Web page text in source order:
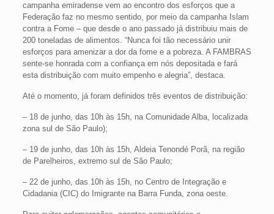
campanha emiradense vem ao encontro dos esforços que a
Federação faz no mesmo sentido, por meio da campanha Islam
contra a Fome – que desde o ano passado já distribuiu mais de
200 toneladas de alimentos. “Nunca foi tão necessário unir
esforços para amenizar a dor da fome e a pobreza. A FAMBRAS
sente-se honrada com a confiança em nós depositada e fará
esta distribuição com muito empenho e alegria”, destaca.
Até o momento, já foram definidos três eventos de distribuição:
– 18 de junho, das 10h às 15h, na Comunidade Alba, localizada
zona sul de São Paulo);
– 19 de junho, das 10h às 15h, Aldeia Tenondé Porã, na região
de Parelheiros, extremo sul de São Paulo;
– 22 de junho, das 10h às 15h, no Centro de Integração e
Cidadania (CIC) do Imigrante na Barra Funda, zona oeste.